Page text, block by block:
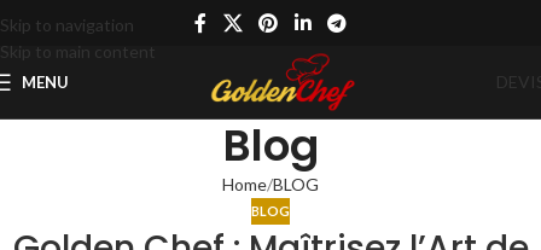
Skip to navigation
Skip to main content
MENU
Blog
Home BLOG
BLOG